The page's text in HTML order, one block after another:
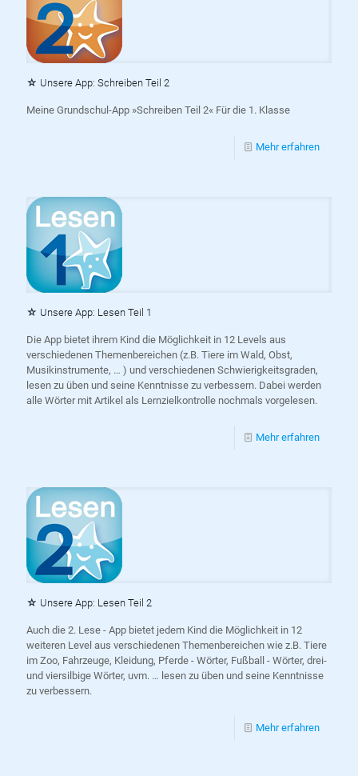
☆ Unsere App: Schreiben Teil 2
Meine Grundschul-App »Schreiben Teil 2« Für die 1. Klasse
Mehr erfahren
☆ Unsere App: Lesen Teil 1
Die App bietet ihrem Kind die Möglichkeit in 12 Levels aus
verschiedenen Themenbereichen (z.B. Tiere im Wald, Obst,
Musikinstrumente, … ) und verschiedenen Schwierigkeitsgraden,
lesen zu üben und seine Kenntnisse zu verbessern. Dabei werden
alle Wörter mit Artikel als Lernzielkontrolle nochmals vorgelesen.
Mehr erfahren
☆ Unsere App: Lesen Teil 2
Auch die 2. Lese - App bietet jedem Kind die Möglichkeit in 12
weiteren Level aus verschiedenen Themenbereichen wie z.B. Tiere
im Zoo, Fahrzeuge, Kleidung, Pferde - Wörter, Fußball - Wörter, drei-
und viersilbige Wörter, uvm. … lesen zu üben und seine Kenntnisse
zu verbessern.
Mehr erfahren